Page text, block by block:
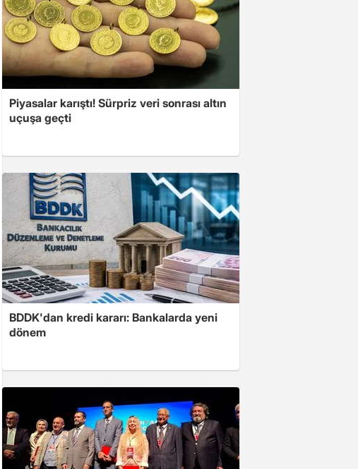
Piyasalar karıştı! Sürpriz veri sonrası altın
uçuşa geçti
BDDK'dan kredi kararı: Bankalarda yeni
dönem